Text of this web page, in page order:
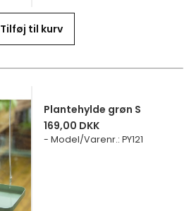
Tilføj til kurv
Plantehylde grøn S
169,00 DKK
Model/Varenr.:PY121